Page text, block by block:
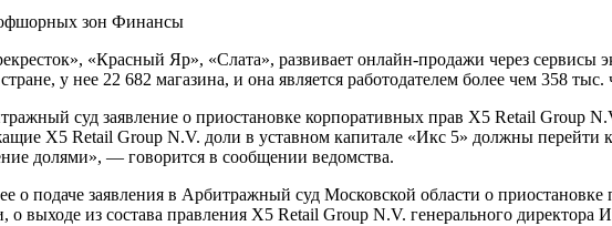
зон Финансы
«Красный Яр», «Слата», развивает онлайн-продажи через
у нее 22 682 магазина, и она является работодателем более чем 358
суд заявление о приостановке корпоративных прав X5 Retail Group
Х5 Retail Group N.V. доли в уставном капитале «Икс 5» должны перейти
долями», — говорится в сообщении ведомства.
о подаче заявления в Арбитражный суд Московской области о
о выходе из состава правления X5 Retail Group N.V. генерального